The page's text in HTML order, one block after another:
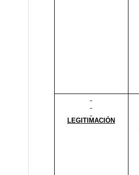
LEGITIMACIÓN